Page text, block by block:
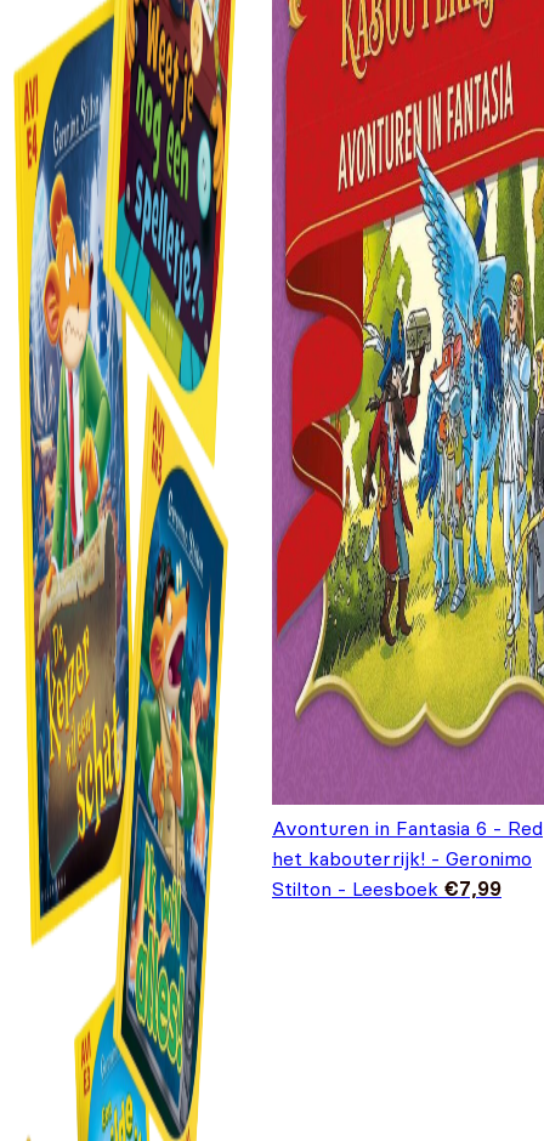
Avonturen in Fantasia 6 - Red
het kabouterrijk! - Geronimo
Stilton - Leesboek €7,99